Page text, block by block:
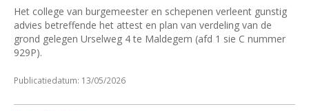
Het college van burgemeester en schepenen verleent gunstig
advies betreffende het attest en plan van verdeling van de
grond gelegen Urselweg 4 te Maldegem (afd 1 sie C nummer
929P).
Publicatiedatum: 13/05/2026